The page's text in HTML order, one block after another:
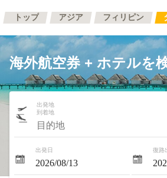
トップ アジア フィリピン
海外航空券 + ホテルを
出発地
到着地
出発日 復路